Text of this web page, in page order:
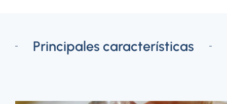
Principales características